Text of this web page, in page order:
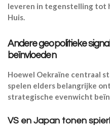
leveren in tegenstelling tot
Huis.
Andere geopolitieke
beïnvloeden
Hoewel Oekraïne centraal
spelen elders belangrijke
strategische evenwicht
VS en Japan tonen